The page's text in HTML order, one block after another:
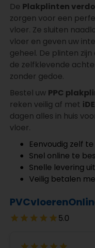
De Plakplinten
zorgen voor een
vloer. Ze sluiten
vloer en geven uw
geheel. De plinten
de zelfklevende
zonder gedoe.
Bestel uw PPC
reken veilig af met
dagen alles in huis
vloer.
Eenvoudig zelf
Snel online te
Snelle levering
Veilig betalen
5.0